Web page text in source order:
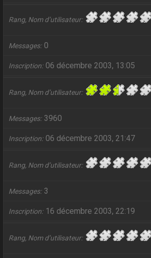
Rang, Nom d’utilisateur
Messages 0
Inscription 06 décembre 2003, 13:05
Rang, Nom d’utilisateur
Messages 3960
Inscription 06 décembre 2003, 21:47
Rang, Nom d’utilisateur
Messages 3
Inscription 16 décembre 2003, 22:19
Rang, Nom d’utilisateur